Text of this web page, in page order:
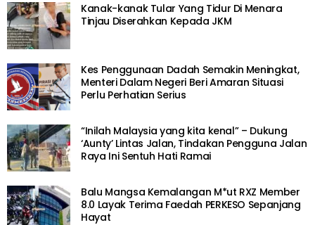
Kanak-kanak Tular Yang Tidur Di Menara
Tinjau Diserahkan Kepada JKM
Kes Penggunaan Dadah Semakin Meningkat,
Menteri Dalam Negeri Beri Amaran Situasi
Perlu Perhatian Serius
“Inilah Malaysia yang kita kenal” – Dukung
‘Aunty’ Lintas Jalan, Tindakan Pengguna Jalan
Raya Ini Sentuh Hati Ramai
Balu Mangsa Kemalangan M*ut RXZ Member
8.0 Layak Terima Faedah PERKESO Sepanjang
Hayat